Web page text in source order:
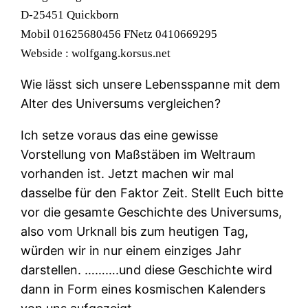
D-25451 Quickborn
Mobil 01625680456 FNetz 0410669295
Webside : wolfgang.korsus.net
Wie lässt sich unsere Lebensspanne mit dem
Alter des Universums vergleichen?
Ich setze voraus das eine gewisse
Vorstellung von Maßstäben im Weltraum
vorhanden ist. Jetzt machen wir mal
dasselbe für den Faktor Zeit. Stellt Euch bitte
vor die gesamte Geschichte des Universums,
also vom Urknall bis zum heutigen Tag,
würden wir in nur einem einziges Jahr
darstellen. ……….und diese Geschichte wird
dann in Form eines kosmischen Kalenders